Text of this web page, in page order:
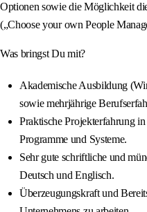
Optionen sowie die Möglichkeit
(„Choose your own People
Was bringst Du mit?
Akademische Ausbildung
sowie mehrjährige
Praktische Projekterfahrung
Programme und Systeme.
Sehr gute schriftliche und
Deutsch und Englisch.
Überzeugungskraft und